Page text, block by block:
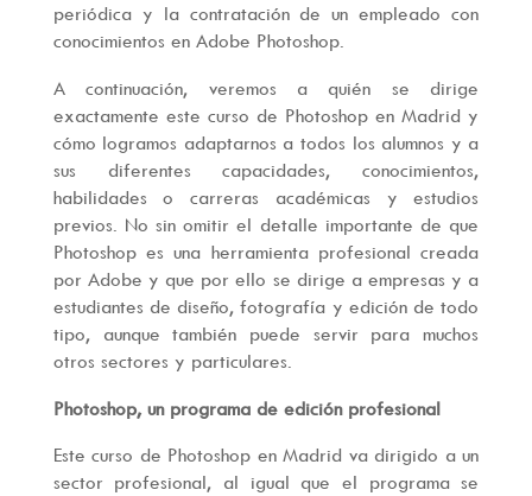
periódica y la contratación de un empleado con
conocimientos en Adobe Photoshop.
A continuación, veremos a quién se dirige
exactamente este curso de Photoshop en Madrid y
cómo logramos adaptarnos a todos los alumnos y a
sus diferentes capacidades, conocimientos,
habilidades o carreras académicas y estudios
previos. No sin omitir el detalle importante de que
Photoshop es una herramienta profesional creada
por Adobe y que por ello se dirige a empresas y a
estudiantes de diseño, fotografía y edición de todo
tipo, aunque también puede servir para muchos
otros sectores y particulares.
Photoshop, un programa de edición profesional
Este curso de Photoshop en Madrid va dirigido a un
sector profesional, al igual que el programa se